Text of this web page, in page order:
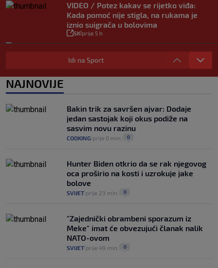
VIDEO / Potez kakav se rijetko viđa:
Kada pomoć nije stigla, na rukama je
iznio suigrača u bolovima
SK prije 5 h
Pogledajte brojke iz prvog nastupa
prije 3 h
Dinamo u finalu Ramljaka! Sutra protiv
Idi na Sport
NAJNOVIJE
Bakin trik za savršen ajvar: Dodaje
jedan sastojak koji okus podiže na
sasvim novu razinu
COOKING prije 0 min. 0
Hunter Biden otkrio da se rak njegovog
oca proširio na kosti i uzrokuje jake
bolove
SVIJET prije 23 min. 0
"Zajednički obrambeni sporazum iz
Meke" imat će obvezujući članak nalik
NATO-ovom
SVIJET prije 49 min. 0